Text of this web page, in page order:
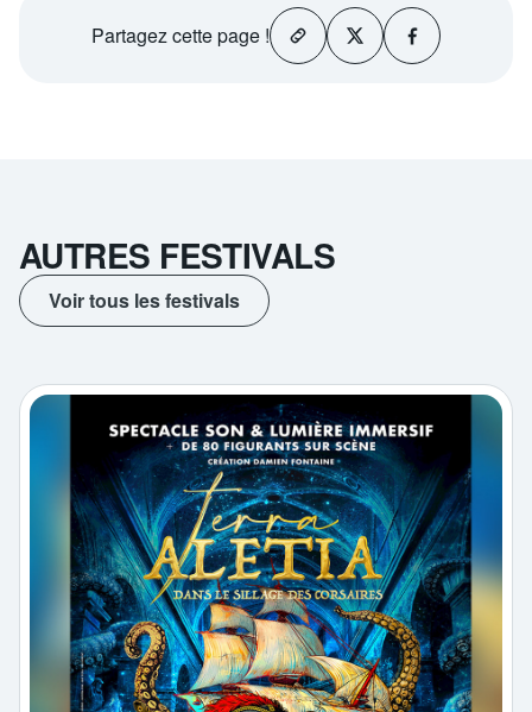
Partagezcette page !
AUTRES FESTIVALS
Voir tous les festivals